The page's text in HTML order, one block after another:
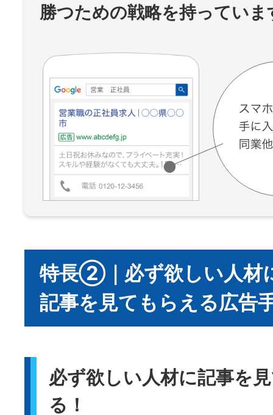
勝つための戦略を持っていま
特長②｜必ず欲しい人材
記事を見てもらえる広告
必ず欲しい人材に記事を
る！